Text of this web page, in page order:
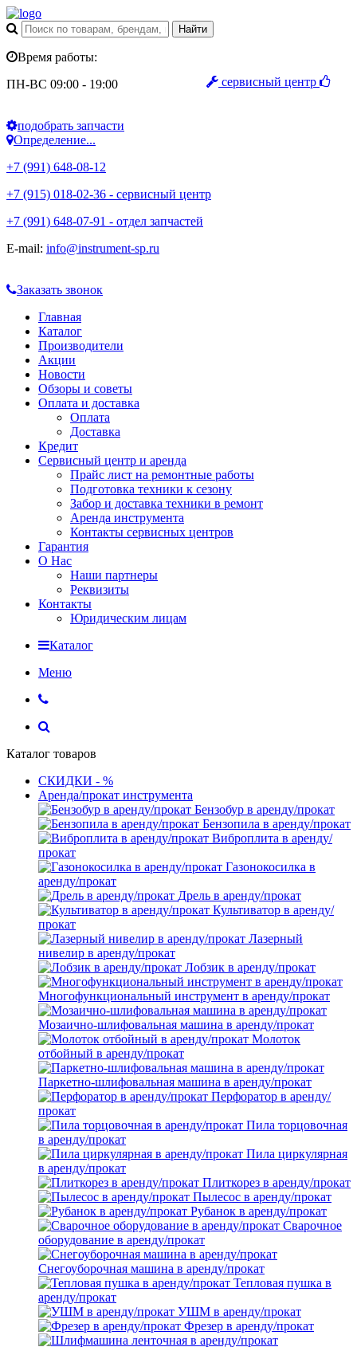
сервисный центр
Время работы:
ПН-ВС 09:00 - 19:00
подобрать запчасти
Определение...
+7 (991) 648-08-12
+7 (915) 018-02-36 - сервисный центр
+7 (991) 648-07-91 - отдел запчастей
E-mail: info@instrument-sp.ru
Заказать звонок
Главная
Каталог
Производители
Акции
Новости
Обзоры и советы
Оплата и доставка
Оплата
Доставка
Кредит
Сервисный центр и аренда
Прайс лист на ремонтные работы
Подготовка техники к сезону
Забор и доставка техники в ремонт
Аренда инструмента
Контакты сервисных центров
Гарантия
О Нас
Наши партнеры
Реквизиты
Контакты
Юридическим лицам
Каталог
Меню
Каталог товаров
СКИДКИ - %
Аренда/прокат инструмента
Бензобур в аренду/прокат
Бензопила в аренду/прокат
Виброплита в аренду/
прокат
Газонокосилка в
аренду/прокат
Дрель в аренду/прокат
Культиватор в аренду/
прокат
Лазерный
нивелир в аренду/прокат
Лобзик в аренду/прокат
Многофункциональный инструмент в аренду/прокат
Мозаично-шлифовальная машина в аренду/прокат
Молоток
отбойный в аренду/прокат
Паркетно-шлифовальная машина в аренду/прокат
Перфоратор в аренду/
прокат
Пила торцовочная
в аренду/прокат
Пила циркулярная
в аренду/прокат
Плиткорез в аренду/прокат
Пылесос в аренду/прокат
Рубанок в аренду/прокат
Сварочное
оборудование в аренду/прокат
Снегоуборочная машина в аренду/прокат
Тепловая пушка в
аренду/прокат
УШМ в аренду/прокат
Фрезер в аренду/прокат